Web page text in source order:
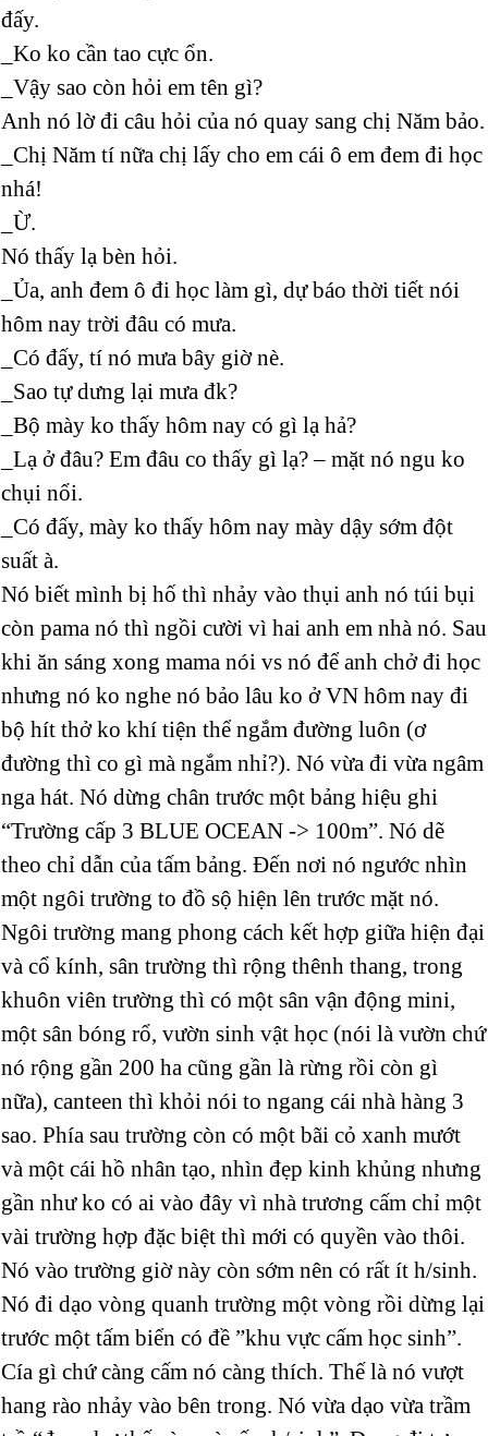
đấy.
_Ko ko cần tao cực ổn.
_Vậy sao còn hỏi em tên gì?
Anh nó lờ đi câu hỏi của nó quay sang chị Năm bảo.
_Chị Năm tí nữa chị lấy cho em cái ô em đem đi học
nhá!
_Ừ.
Nó thấy lạ bèn hỏi.
_Ủa, anh đem ô đi học làm gì, dự báo thời tiết nói
hôm nay trời đâu có mưa.
_Có đấy, tí nó mưa bây giờ nè.
_Sao tự dưng lại mưa đk?
_Bộ mày ko thấy hôm nay có gì lạ hả?
_Lạ ở đâu? Em đâu co thấy gì lạ? – mặt nó ngu ko
chụi nổi.
_Có đấy, mày ko thấy hôm nay mày dậy sớm đột
suất à.
Nó biết mình bị hố thì nhảy vào thụi anh nó túi bụi
còn pama nó thì ngồi cười vì hai anh em nhà nó. Sau
khi ăn sáng xong mama nói vs nó để anh chở đi học
nhưng nó ko nghe nó bảo lâu ko ở VN hôm nay đi
bộ hít thở ko khí tiện thể ngắm đường luôn (ơ
đường thì co gì mà ngắm nhỉ?). Nó vừa đi vừa ngâm
nga hát. Nó dừng chân trước một bảng hiệu ghi
“Trường cấp 3 BLUE OCEAN -> 100m”. Nó dẽ
theo chỉ dẫn của tấm bảng. Đến nơi nó ngước nhìn
một ngôi trường to đồ sộ hiện lên trước mặt nó.
Ngôi trường mang phong cách kết hợp giữa hiện đại
và cổ kính, sân trường thì rộng thênh thang, trong
khuôn viên trường thì có một sân vận động mini,
một sân bóng rổ, vườn sinh vật học (nói là vườn chứ
nó rộng gần 200 ha cũng gần là rừng rồi còn gì
nữa), canteen thì khỏi nói to ngang cái nhà hàng 3
sao. Phía sau trường còn có một bãi cỏ xanh mướt
và một cái hồ nhân tạo, nhìn đẹp kinh khủng nhưng
gần như ko có ai vào đây vì nhà trương cấm chỉ một
vài trường hợp đặc biệt thì mới có quyền vào thôi.
Nó vào trường giờ này còn sớm nên có rất ít h/sinh.
Nó đi dạo vòng quanh trường một vòng rồi dừng lại
trước một tấm biển có đề ”khu vực cấm học sinh”.
Cía gì chứ càng cấm nó càng thích. Thế là nó vượt
hang rào nhảy vào bên trong. Nó vừa dạo vừa trầm